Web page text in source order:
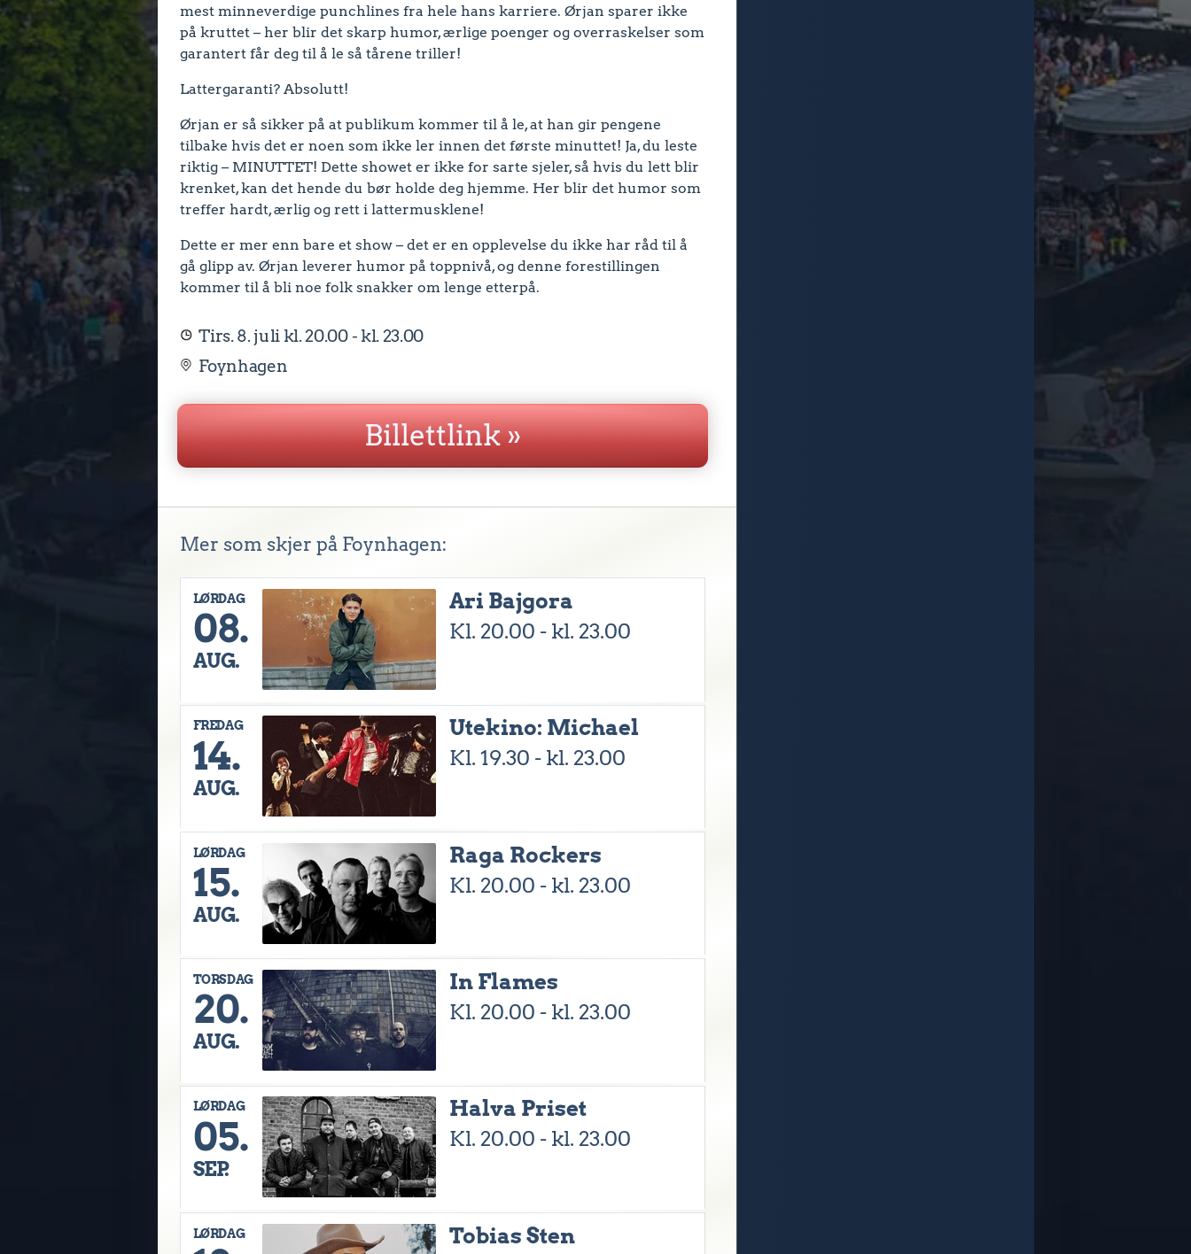
mest minneverdige punchlines fra hele hans karriere. Ørjan sparer ikke
på kruttet – her blir det skarp humor, ærlige poenger og overraskelser som
garantert får deg til å le så tårene triller!
Lattergaranti? Absolutt!
Ørjan er så sikker på at publikum kommer til å le, at han gir pengene
tilbake hvis det er noen som ikke ler innen det første minuttet! Ja, du leste
riktig – MINUTTET! Dette showet er ikke for sarte sjeler, så hvis du lett blir
krenket, kan det hende du bør holde deg hjemme. Her blir det humor som
treffer hardt, ærlig og rett i lattermusklene!
Dette er mer enn bare et show – det er en opplevelse du ikke har råd til å
gå glipp av. Ørjan leverer humor på toppnivå, og denne forestillingen
kommer til å bli noe folk snakker om lenge etterpå.
Tirs. 8. juli kl. 20.00 - kl. 23.00
Foynhagen
Billettlink »
Mer som skjer på Foynhagen:
LØRDAG
08.
AUG.
Ari Bajgora
Kl. 20.00 - kl. 23.00
FREDAG
14.
AUG.
Utekino: Michael
Kl. 19.30 - kl. 23.00
LØRDAG
15.
AUG.
Raga Rockers
Kl. 20.00 - kl. 23.00
TORSDAG
20.
AUG.
In Flames
Kl. 20.00 - kl. 23.00
LØRDAG
05.
SEP.
Halva Priset
Kl. 20.00 - kl. 23.00
LØRDAG Tobias Sten